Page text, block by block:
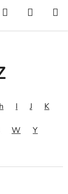
Hledat
KOŠÍK
I J K
W Y